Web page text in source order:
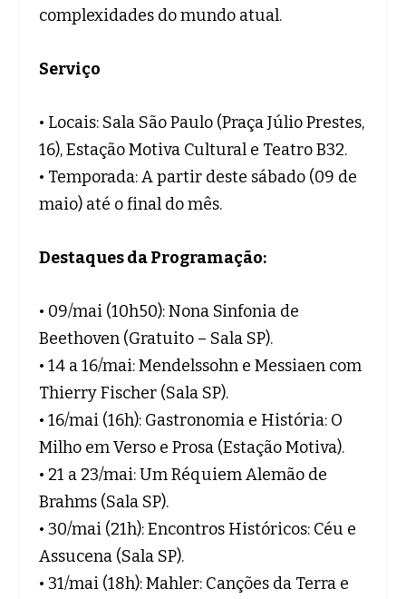
complexidades do mundo atual.
Serviço
• Locais: Sala São Paulo (Praça Júlio Prestes,
16), Estação Motiva Cultural e Teatro B32.
• Temporada: A partir deste sábado (09 de
maio) até o final do mês.
Destaques da Programação:
• 09/mai (10h50): Nona Sinfonia de
Beethoven (Gratuito – Sala SP).
• 14 a 16/mai: Mendelssohn e Messiaen com
Thierry Fischer (Sala SP).
• 16/mai (16h): Gastronomia e História: O
Milho em Verso e Prosa (Estação Motiva).
• 21 a 23/mai: Um Réquiem Alemão de
Brahms (Sala SP).
• 30/mai (21h): Encontros Históricos: Céu e
Assucena (Sala SP).
• 31/mai (18h): Mahler: Canções da Terra e